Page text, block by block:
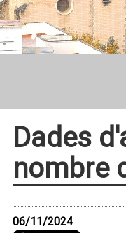
Dades
nombre
06/11/2024